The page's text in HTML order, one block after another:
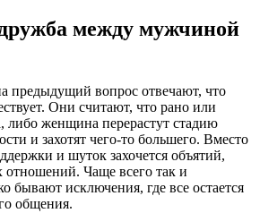
между мужчиной
предыдущий вопрос отвечают, что
Они считают, что рано или
либо женщина перерастут стадию
и захотят чего-то большего. Вместо
и шуток захочется объятий,
Чаще всего так и
бывают исключения, где все остается
общения.